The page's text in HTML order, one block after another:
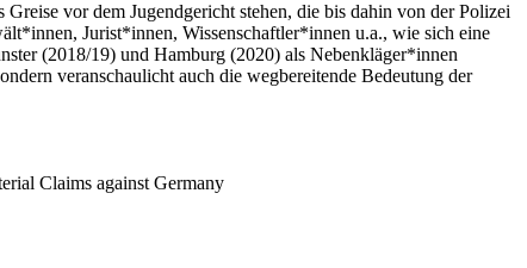
vor dem Jugendgericht stehen, die bis dahin von der Polizei
Jurist*innen, Wissenschaftler*innen u.a., wie sich eine
(2018/19) und Hamburg (2020) als Nebenkläger*innen
veranschaulicht auch die wegbereitende Bedeutung der
Claims against Germany